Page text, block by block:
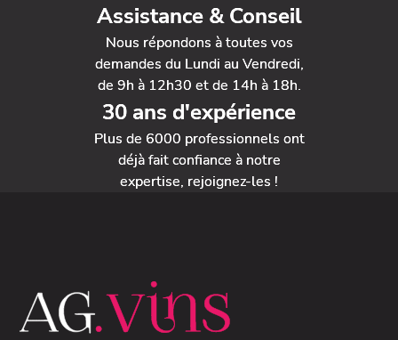
Assistance & Conseil
Nous répondons à toutes vos
demandes du Lundi au Vendredi,
de 9h à 12h30 et de 14h à 18h.
30 ans d'expérience
Plus de 6000 professionnels ont
déjà fait confiance à notre
expertise, rejoignez-les !